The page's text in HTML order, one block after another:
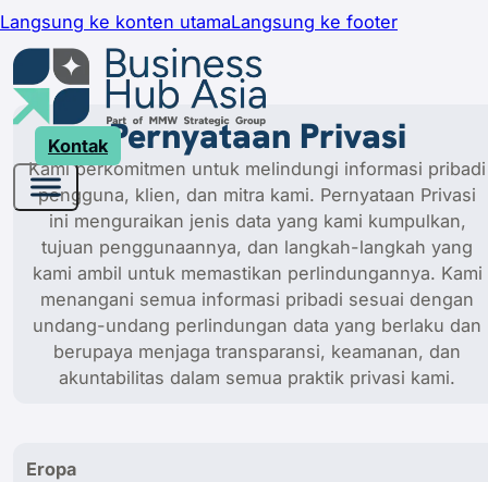
Langsung ke konten utamaLangsung ke footer
KontakPernyataan Privasi
Kami berkomitmen untuk melindungi informasi pribadi
pengguna, klien, dan mitra kami. Pernyataan Privasi
ini menguraikan jenis data yang kami kumpulkan,
tujuan penggunaannya, dan langkah-langkah yang
kami ambil untuk memastikan perlindungannya. Kami
menangani semua informasi pribadi sesuai dengan
undang-undang perlindungan data yang berlaku dan
berupaya menjaga transparansi, keamanan, dan
akuntabilitas dalam semua praktik privasi kami.
Eropa